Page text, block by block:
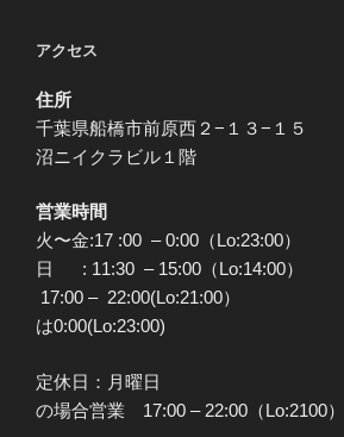
アクセス
住所
千葉県船橋市前原西２−１
沼ニイクラビル１階
営業時間
火〜金:17 :00 – 0:00（Lo:23:00）
日 : 11:30 – 15:00（
17:00 – 22:00(Lo:21:00） 翌
は0:00(Lo:23:00)
定休日：月曜
の場合営業 17:00 – 22:00（Lo:2100